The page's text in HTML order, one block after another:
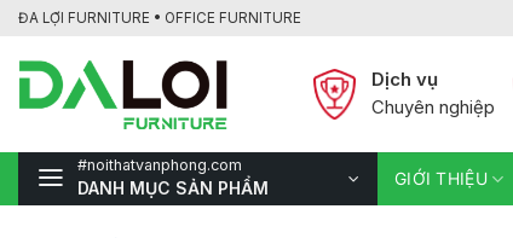
Bỏ
nội
dung
ĐA LỢI FURNITURE • OFFICE FURNITURE
Dịch vụ
Chuyên nghiệp
#noithatvanphong.com
DANH MỤC SẢN PHẨM GIỚI THIỆU